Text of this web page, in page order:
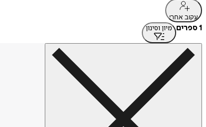
עקוב אחרי
1 ספרים מיון וסינון